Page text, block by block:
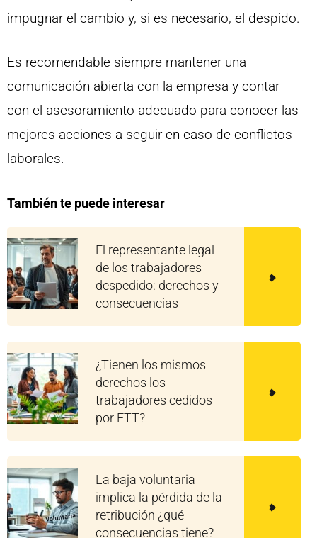
impugnar el cambio y, si es necesario, el despido.
Es recomendable siempre mantener una
comunicación abierta con la empresa y contar
con el asesoramiento adecuado para conocer las
mejores acciones a seguir en caso de conflictos
laborales.
También te puede interesar
El representante legal
de los trabajadores
despedido: derechos y
consecuencias
¿Tienen los mismos
derechos los
trabajadores cedidos
por ETT?
La baja voluntaria
implica la pérdida de la
retribución ¿qué
consecuencias tiene?